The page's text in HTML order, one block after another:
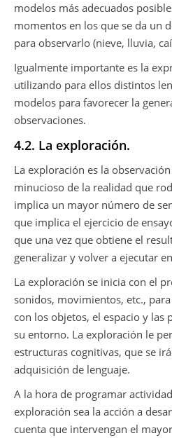
modelos más adecuados
momentos en los que se da un
para observarlo (nieve, lluvia,
Igualmente importante es la
utilizando para ellos distintos
modelos para favorecer la
observaciones.
4.2. La exploración.
La exploración es la
minucioso de la realidad que
implica un mayor número de
que implica el ejercicio de
que una vez que obtiene el
generalizar y volver a ejecutar
La exploración se inicia con el
sonidos, movimientos, etc.,
con los objetos, el espacio y las
su entorno. La exploración le
estructuras cognitivas, que se
adquisición de lenguaje.
A la hora de programar
exploración sea la acción a
cuenta que intervengan el